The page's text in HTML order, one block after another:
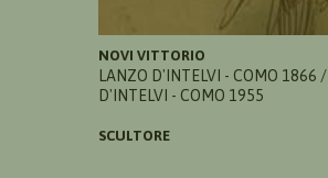
NOVI VITTORIO
LANZO D'INTELVI - COMO 1866
D'INTELVI - COMO 1955
SCULTORE